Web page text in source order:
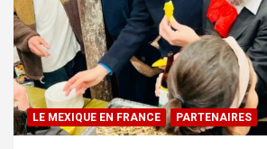
LE MEXIQUE EN FRANCE PARTENAIRES